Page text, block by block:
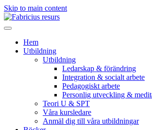
Skip to main content
Hem
Utbildning
Utbildning
Ledarskap & förändring
Integration & socialt arbete
Pedagogiskt arbete
Personlig utveckling &
Teori U & SPT
Våra kursledare
Anmäl dig till våra utbildningar